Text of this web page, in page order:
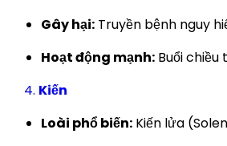
Gây hại:Truyền bệnh nguy
Hoạt động mạnh:Buổi chiều
4. Kiến
Loài phổ biến:Kiến lửa